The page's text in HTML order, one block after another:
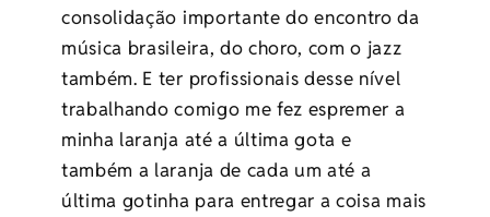
consolidação importante do encontro da
música brasileira, do choro, com o jazz
também. E ter profissionais desse nível
trabalhando comigo me fez espremer a
minha laranja até a última gota e
também a laranja de cada um até a
última gotinha para entregar a coisa mais